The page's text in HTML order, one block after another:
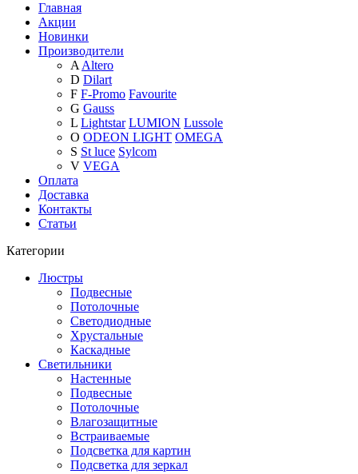
Главная
Акции
Новинки
Производители
AAltero
D Dilart
F F-Promo Favourite
G Gauss
L Lightstar LUMION Lussole
O ODEON LIGHT OMEGA
S St luce Sylcom
V VEGA
Оплата
Доставка
Контакты
Статьи
Категории
Люстры
Подвесные
Потолочные
Светодиодные
Хрустальные
Каскадные
Светильники
Настенные
Подвесные
Потолочные
Влагозащитные
Встраиваемые
Подсветка для картин
Подсветка для зеркал